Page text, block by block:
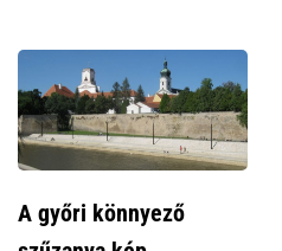
A győri könnyező